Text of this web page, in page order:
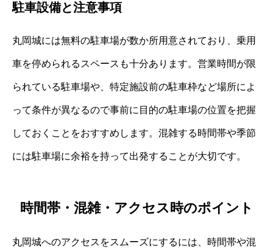
駐車設備と注意事項
丸岡城には無料の駐車場が数か所用意されており、乗用
車を停められるスペースも十分あります。営業時間が限
られている駐車場や、特定施設前の駐車枠など場所によ
って条件が異なるので事前に目的の駐車場の位置を把握
しておくことをおすすめします。混雑する時間帯や季節
には駐車場に余裕を持って出発することが大切です。
時間帯・混雑・アクセス時のポイント
丸岡城へのアクセスをスムーズにするには、時間帯や混